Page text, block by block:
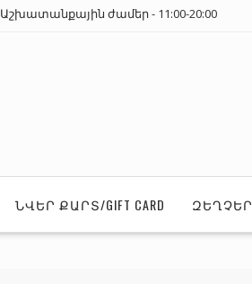
Աշխատանքային ժամեր - 11:00-20:00
ՆՎԵՐ ՔԱՐՏ/GIFT CARD ԶԵՂՉԵՐ